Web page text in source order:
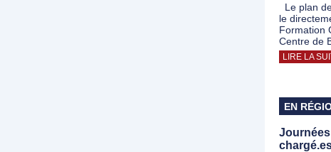
Le plan
le
Formation
Centre de
LIRE LA
EN